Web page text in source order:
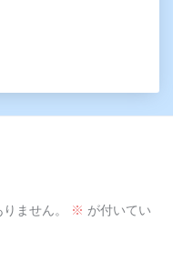
ません。 ※ が付いてい